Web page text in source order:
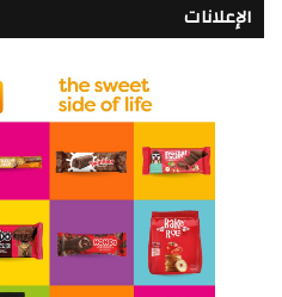
الإعلانات